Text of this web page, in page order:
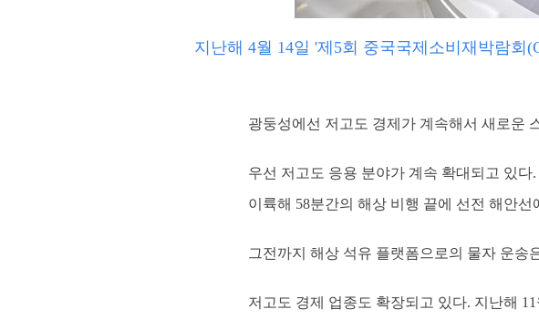
지난해 4월 14일 '제5회 중국국제소비재박람회
광둥성에선 저고도 경제가 계속해서 새로운
우선 저고도 응용 분야가 계속 확대되고 있
이륙해 58분간의 해상 비행 끝에 선전 해안
그전까지 해상 석유 플랫폼으로의 물자 운송
저고도 경제 업종도 확장되고 있다. 지난해